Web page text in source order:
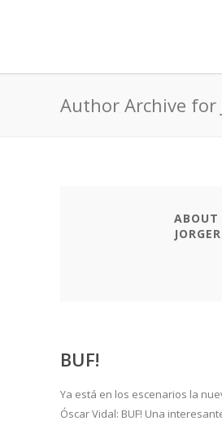
Author Archive for
ABOUT
BUF!
Ya está en los escenarios la
Óscar Vidal: BUF! Una